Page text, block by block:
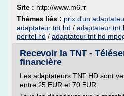
Site : http://www.m6.fr
Thèmes liés : prix d'un
adaptateur tnt hd / adaptateur tnt
peritel hd / adaptateur tnt hd
Recevoir la TNT -
financière
Les adaptateurs TNT HD sont
entre 25 EUR et 70 EUR.